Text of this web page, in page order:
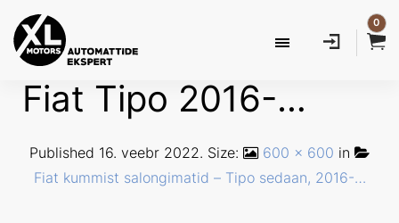
0
Fiat Tipo 2016-…
Published 16. veebr 2022. Size: 600 × 600 in
Fiat kummist salongimatid – Tipo sedaan, 2016-…